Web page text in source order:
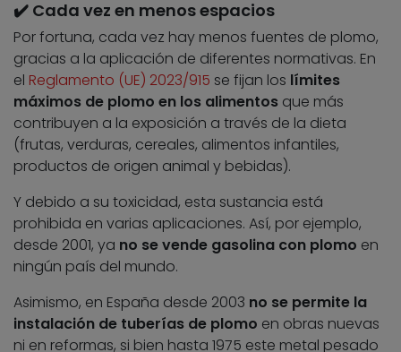
✔️ Cada vez en menos espacios
Por fortuna, cada vez hay menos fuentes de plomo,
gracias a la aplicación de diferentes normativas. En
el Reglamento (UE) 2023/915 se fijan los límites
máximos de plomo en los alimentos que más
contribuyen a la exposición a través de la dieta
(frutas, verduras, cereales, alimentos infantiles,
productos de origen animal y bebidas).
Y debido a su toxicidad, esta sustancia está
prohibida en varias aplicaciones. Así, por ejemplo,
desde 2001, ya no se vende gasolina con plomo en
ningún país del mundo.
Asimismo, en España desde 2003 no se permite la
instalación de tuberías de plomo en obras nuevas
ni en reformas, si bien hasta 1975 este metal pesado